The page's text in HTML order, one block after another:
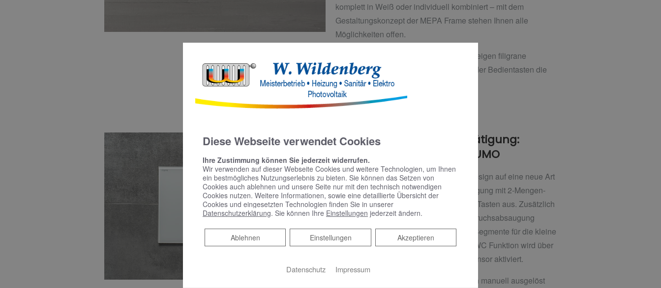
komplett in Weiß oder individuell kombiniert – mit dem
Gestaltungskonzept der MEPA Frame stehen Ihnen alle
Möglichkeiten offen.
Passend zum minimalistischen Design zeigen filigrane
Bogensegmente am Rahmen unterhalb der Bedientasten die
kleine bzw. große Spülmenge an.
Die neue Ära der WC-Betätigung:
DESIGNSTEUERUNG ZERO LUMO
Die Zero Lumo verbindet Technik und Design auf eine neue Art
und Weise. Die elektronische WC-Betätigung mit 2-Mengen-
Technik kommt ganz ohne mechanische Tasten aus. Zusätzlich
kann die im MEPA Air-WC integrierte Geruchsabsaugung
gesteuert werden. Die Beleuchtung der Segmente für die kleine
und große Spülmenge sowie für die Air-WC Funktion wird über
einen verborgenen Infrarot-Näherungssensor aktiviert.
Spülung und Geruchsabsaugung können manuell ausgelöst
Diese Webseite verwendet Cookies
Ihre Zustimmung können Sie jederzeit widerrufen.
Wir verwenden auf dieser Webseite Cookies und weitere Technologien, um Ihnen
ein bestmögliches Nutzungserlebnis zu bieten. Sie können das Setzen von
Cookies auch ablehnen und unsere Seite nur mit den technisch notwendigen
Cookies nutzen. Weitere Informationen, sowie eine detaillierte Übersicht der
Cookies und eingesetzten Technologien finden Sie in unserer
Datenschutzerklärung. Sie können Ihre Einstellungen jederzeit ändern.
Akzeptieren
Einstellungen
Ablehnen
Ablehnen
Datenschutz Impressum